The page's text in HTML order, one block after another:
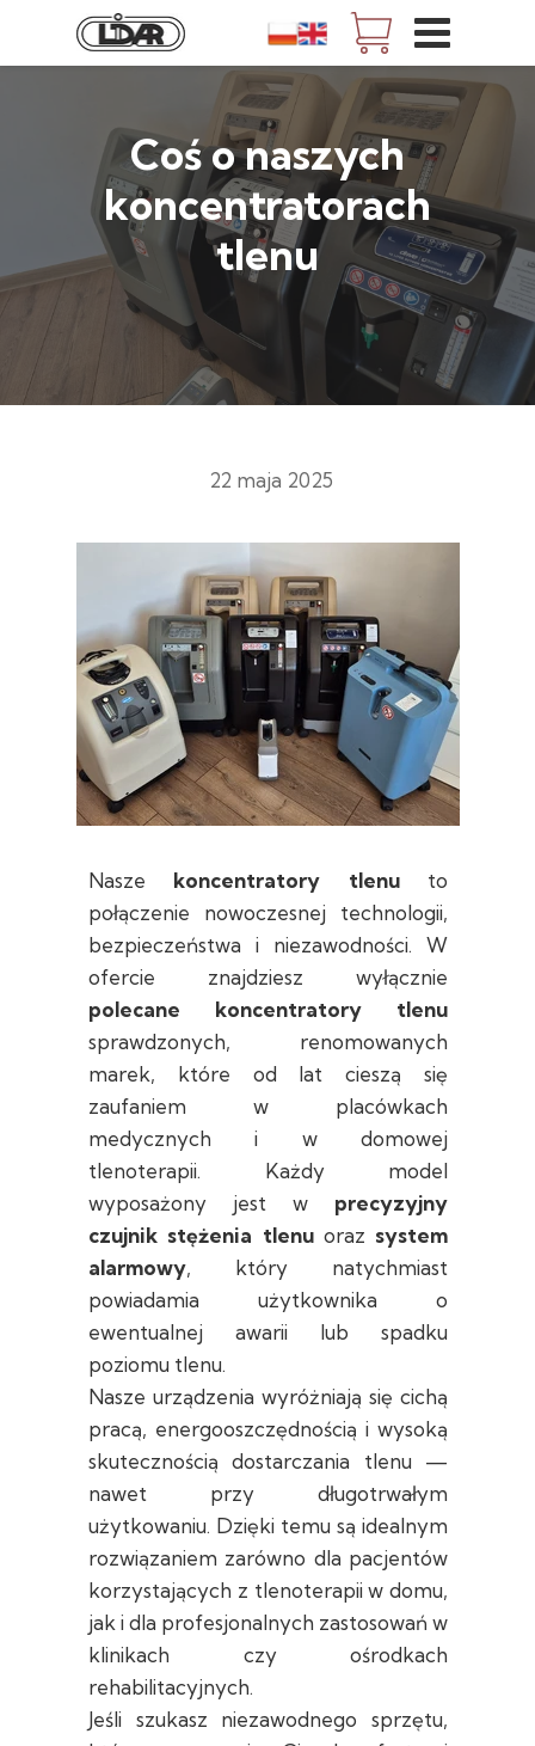
Coś o naszych
koncentratorach
tlenu
22 maja 2025
Nasze koncentratory tlenuto
połączenie nowoczesnej technologii,
bezpieczeństwa i niezawodności. W
ofercie znajdziesz wyłącznie
polecane koncentratory tlenu
sprawdzonych, renomowanych
marek, które od lat cieszą się
zaufaniem w placówkach
medycznych i w domowej
tlenoterapii. Każdy model
wyposażony jest w precyzyjny
czujnik stężenia tlenuoraz system
alarmowy, który natychmiast
powiadamia użytkownika o
ewentualnej awarii lub spadku
poziomu tlenu.
Nasze urządzenia wyróżniają się cichą
pracą, energooszczędnością i wysoką
skutecznością dostarczania tlenu —
nawet przy długotrwałym
użytkowaniu. Dzięki temu są idealnym
rozwiązaniem zarówno dla pacjentów
korzystających z tlenoterapii w domu,
jak i dla profesjonalnych zastosowań w
klinikach czy ośrodkach
rehabilitacyjnych.
Jeśli szukasz niezawodnego sprzętu,